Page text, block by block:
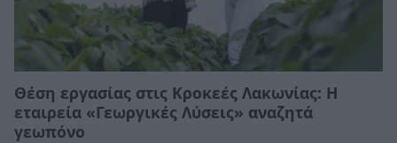
Θέση εργασίας στις Κροκεές Λακωνίας: Η
εταιρεία «Γεωργικές Λύσεις» αναζητά
γεωπόνο